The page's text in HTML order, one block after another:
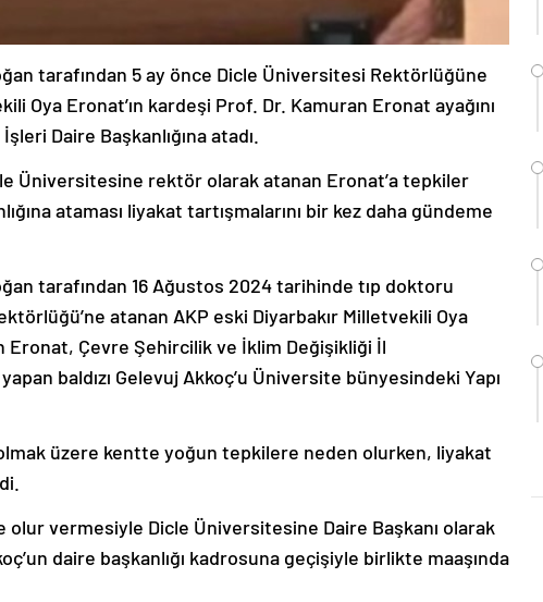
tarafından 5 ay önce Dicle Üniversitesi Rektörlüğüne
Oya Eronat’ın kardeşi Prof. Dr. Kamuran Eronat ayağını
Daire Başkanlığına atadı.
Üniversitesine rektör olarak atanan Eronat’a tepkiler
ataması liyakat tartışmalarını bir kez daha gündeme
tarafından 16 Ağustos 2024 tarihinde tıp doktoru
atanan AKP eski Diyarbakır Milletvekili Oya
Eronat, Çevre Şehircilik ve İklim Değişikliği İl
baldızı Gelevuj Akkoç’u Üniversite bünyesindeki Yapı
üzere kentte yoğun tepkilere neden olurken, liyakat
vermesiyle Dicle Üniversitesine Daire Başkanı olarak
daire başkanlığı kadrosuna geçişiyle birlikte maaşında